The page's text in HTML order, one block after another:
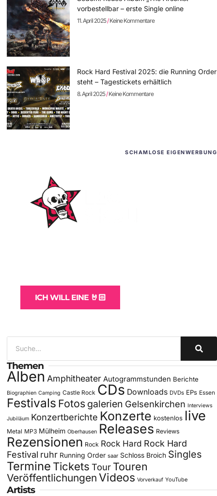
vorbestellbar – erste Single online
11. April 2025 Keine Kommentare
Rock Hard Festival 2025: die Running Order
steht – Tagestickets erhältlich
8. April 2025 Keine Kommentare
SCHAMLOSE EIGENWERBUNG
ICH WILL EINE 🤘🏻
Themen
Alben Amphitheater Autogrammstunden Berichte
Biographien Camping Castle Rock CDs Downloads DVDs EPs Essen
Festivals Fotos galerien Gelsenkirchen Interviews
Jubiläum Konzertberichte Konzerte kostenlos live
Metal MP3 Mülheim Oberhausen Releases Reviews
Rezensionen Rock Rock Hard Rock Hard
Festival ruhr Running Order saar Schloss Broich Singles
Termine Tickets Tour Touren
Veröffentlichungen Videos Vorverkauf YouTube
Artists